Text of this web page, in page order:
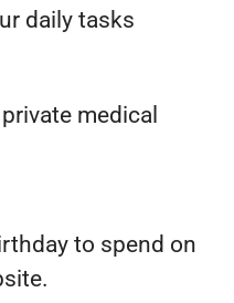
daily tasks
medical
to spend on